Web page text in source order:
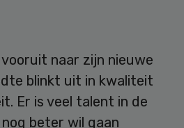
naar zijn nieuwe
blinkt uit in kwaliteit
Er is veel talent in de
beter wil gaan